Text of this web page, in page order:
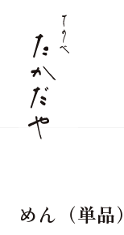
めん（単品）